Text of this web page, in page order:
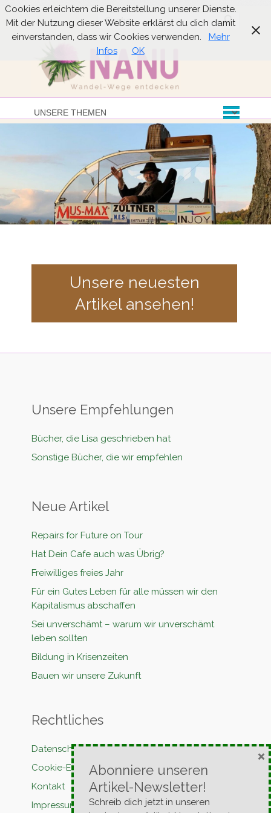
Suche
Unsere neuesten
Artikel ansehen!
Unsere Empfehlungen
Bücher, die Lisa geschrieben hat
Sonstige Bücher, die wir empfehlen
Neue Artikel
Repairs for Future on Tour
Hat Dein Cafe auch was Übrig?
Freiwilliges freies Jahr
Für ein Gutes Leben für alle müssen wir den
Kapitalismus abschaffen
Sei unverschämt – warum wir unverschämt
leben sollten
Bildung in Krisenzeiten
Bauen wir unsere Zukunft
Rechtliches
Datenschutzerklärung
Cookie-Erklärung
Kontakt
Impressum
Cookies erleichtern die Bereitstellung unserer Dienste.
Mit der Nutzung dieser Website erklärst du dich damit
einverstanden, dass wir Cookies verwenden.
Mehr
Infos
OK
Abonniere unseren
Artikel-Newsletter!
Schreib dich jetzt in unseren
×